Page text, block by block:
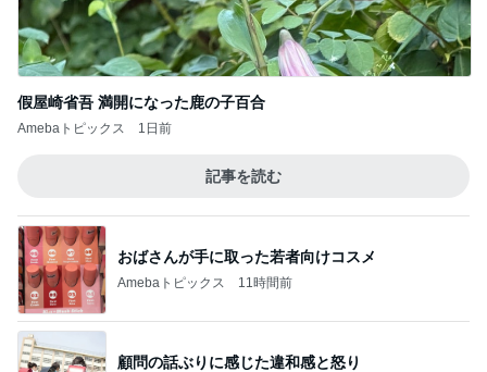
假屋崎省吾 満開になった鹿の子百合
Amebaトピックス 1日前
記事を読む
おばさんが手に取った若者向けコスメ
Amebaトピックス 11時間前
顧問の話ぶりに感じた違和感と怒り